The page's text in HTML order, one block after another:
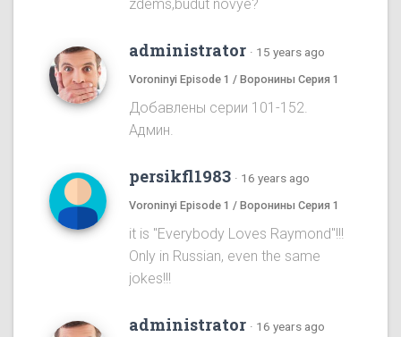
zdems,budut novye?
administrator · 15 years ago
Voroninyi Episode 1 / Воронины Серия 1
Добавлены серии 101-152.
Админ.
persikfl1983 · 16 years ago
Voroninyi Episode 1 / Воронины Серия 1
it is "Everybody Loves Raymond"!!!
Only in Russian, even the same
jokes!!!
administrator · 16 years ago